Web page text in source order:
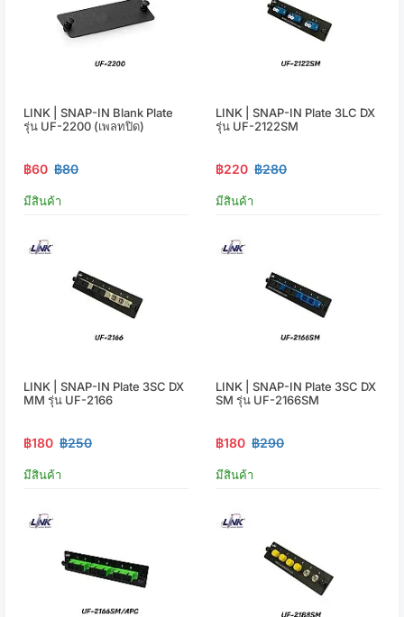
LINK | SNAP-IN Blank Plate
รุ่น UF-2200 (เพลทปิด)
฿60 ฿80
มีสินค้า
LINK | SNAP-IN Plate 3LC DX
รุ่น UF-2122SM
฿220 ฿280
มีสินค้า
LINK | SNAP-IN Plate 3SC DX
MM รุ่น UF-2166
฿180 ฿250
มีสินค้า
LINK | SNAP-IN Plate 3SC DX
SM รุ่น UF-2166SM
฿180 ฿290
มีสินค้า